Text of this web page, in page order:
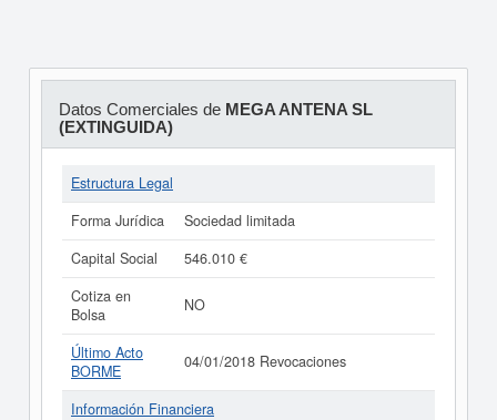
Datos Comerciales de MEGA ANTENA SL
(EXTINGUIDA)
Estructura Legal
Forma Jurídica
Sociedad limitada
Capital Social
546.010 €
Cotiza en
Bolsa
NO
Último Acto
BORME
04/01/2018 Revocaciones
Información Financiera